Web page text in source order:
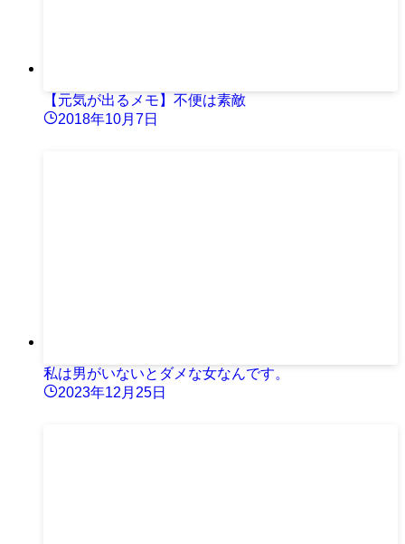
【元気が出るメモ】不便は素敵
2018年10月7日
私は男がいないとダメな女なんです。
2023年12月25日